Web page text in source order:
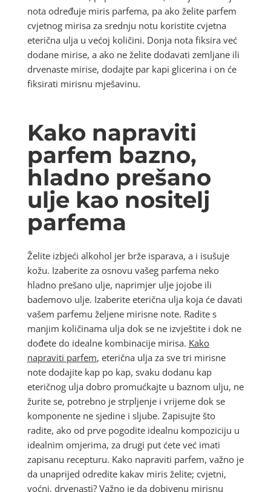
nota određuje miris parfema, pa ako želite parfem
cvjetnog mirisa za srednju notu koristite cvjetna
eterična ulja u većoj količini. Donja nota fiksira već
dodane mirise, a ako ne želite dodavati zemljane ili
drvenaste mirise, dodajte par kapi glicerina i on će
fiksirati mirisnu mješavinu.
Kako napraviti
parfem bazno,
hladno prešano
ulje kao nositelj
parfema
Želite izbjeći alkohol jer brže isparava, a i isušuje
kožu. Izaberite za osnovu vašeg parfema neko
hladno prešano ulje, naprimjer ulje jojobe ili
bademovo ulje. Izaberite eterična ulja koja će davati
vašem parfemu željene mirisne note. Radite s
manjim količinama ulja dok se ne izvještite i dok ne
dođete do idealne kombinacije mirisa. Kako
napraviti parfem, eterična ulja za sve tri mirisne
note dodajite kap po kap, svaku dodanu kap
eteričnog ulja dobro promućkajte u baznom ulju, ne
žurite se, potrebno je strpljenje i vrijeme dok se
komponente ne sjedine i sljube. Zapisujte što
radite, ako od prve pogodite idealnu kompoziciju u
idealnim omjerima, za drugi put ćete već imati
zapisanu recepturu. Kako napraviti parfem, važno je
da unaprijed odredite kakav miris želite; cvjetni,
voćni, drvenasti? Važno je da dobivenu mirisnu